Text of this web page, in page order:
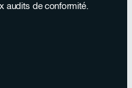
audits de conformité.